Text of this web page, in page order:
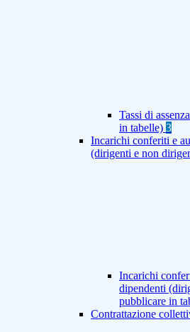
Tassi di
in tabelle) 3
Incarichi conferiti e
(dirigenti e non
Incarichi
dipendenti
pubblicare in
Contrattazione